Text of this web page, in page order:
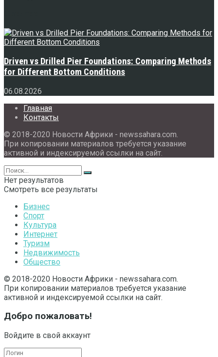
Driven vs Drilled Pier Foundations: Comparing Methods
for Different Bottom Conditions
06.08.2026
Главная
Контакты
© 2018-2020 Новости Африки - newssahara.com.
При копировании материалов требуется указание
активной и индексируемой ссылки на сайт.
Нет результатов
Смотреть все результаты
Бизнес
Спорт
Культура
Интернет
Туризм
Недвижимость
Общество
© 2018-2020 Новости Африки - newssahara.com.
При копировании материалов требуется указание
активной и индексируемой ссылки на сайт.
Добро пожаловать!
Войдите в свой аккаунт